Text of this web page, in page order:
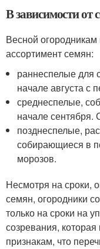
В зависимости от
Весной
ассортимент семян:
раннеспелые для
начале августа с
среднеспелые,
начале сентября.
позднеспелые,
собирающиеся в
морозов.
Несмотря на сроки,
семян, огородники
только на сроки на
созревания,
признакам, что